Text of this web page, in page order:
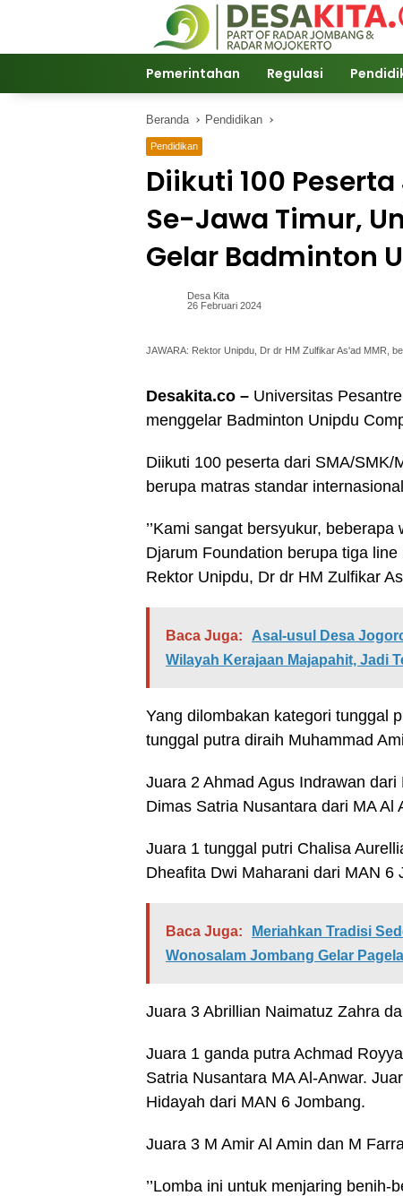
Pemerintahan Regulasi
Beranda Pendidikan
Pendidikan
Diikuti 100
Se-Jawa Timur,
Gelar Badminton
Desa Kita
26 Februari 2024
JAWARA: Rektor Unipdu, Dr dr HM Zulfikar As'ad MMR,
Desakita.co – Universitas
menggelar Badminton Unipdu
Diikuti 100 peserta dari SMA/SMK/
berupa matras standar
’’Kami sangat bersyukur,
Djarum Foundation berupa tiga line
Rektor Unipdu, Dr dr HM Zulfikar
Baca Juga:
Asal-usul Desa
Wilayah Kerajaan Majapahit, Jadi
Yang dilombakan kategori tunggal
tunggal putra diraih Muhammad
Juara 2 Ahmad Agus Indrawan
Dimas Satria Nusantara dari MA Al
Juara 1 tunggal putri Chalisa
Dheafita Dwi Maharani dari MAN 6
Baca Juga:
Meriahkan Tradisi
Wonosalam Jombang Gelar
Juara 3 Abrillian Naimatuz Zahra
Juara 1 ganda putra Achmad
Satria Nusantara MA Al-Anwar.
Hidayah dari MAN 6 Jombang.
Juara 3 M Amir Al Amin dan M
’’Lomba ini untuk menjaring